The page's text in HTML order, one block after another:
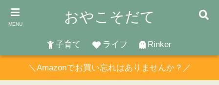
MENU おやこそだて
子育て ライフ Rinker
＼Amazonでお買い忘れはありませんか？／